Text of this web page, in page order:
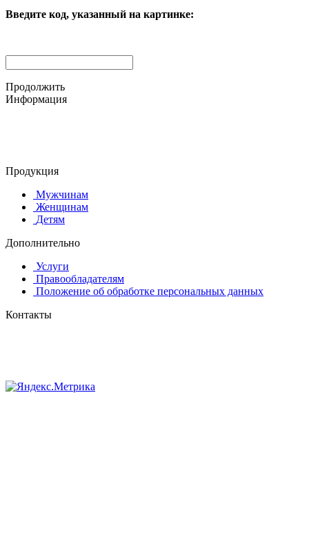
Введите код, указанный на картинке:
Продолжить
Информация
Продукция
Мужчинам
Женщинам
Детям
Дополнительно
Услуги
Правообладателям
Положение об обработке персональных данных
Контакты